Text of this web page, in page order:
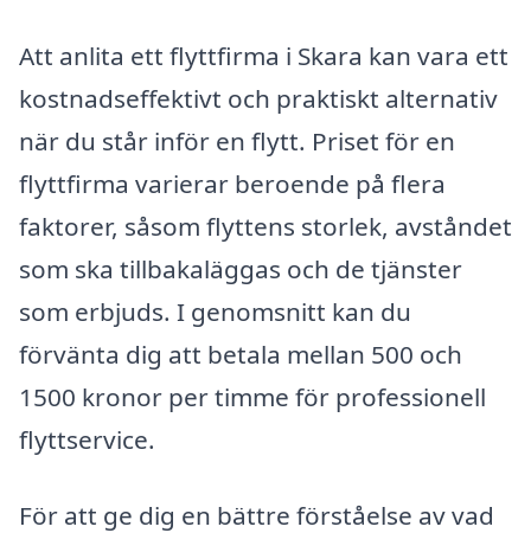
Att anlita ett flyttfirma i Skara kan vara ett
kostnadseffektivt och praktiskt alternativ
när du står inför en flytt. Priset för en
flyttfirma varierar beroende på flera
faktorer, såsom flyttens storlek, avståndet
som ska tillbakaläggas och de tjänster
som erbjuds. I genomsnitt kan du
förvänta dig att betala mellan 500 och
1500 kronor per timme för professionell
flyttservice.
För att ge dig en bättre förståelse av vad